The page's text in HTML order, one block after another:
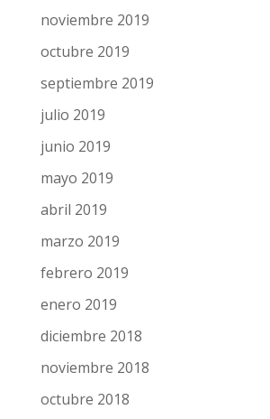
noviembre 2019
octubre 2019
septiembre 2019
julio 2019
junio 2019
mayo 2019
abril 2019
marzo 2019
febrero 2019
enero 2019
diciembre 2018
noviembre 2018
octubre 2018